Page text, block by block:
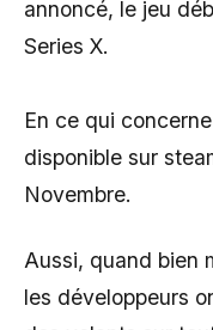
annoncé, le jeu
Series X.
En ce qui
disponible sur
Novembre.
Aussi, quand bien
les développeurs